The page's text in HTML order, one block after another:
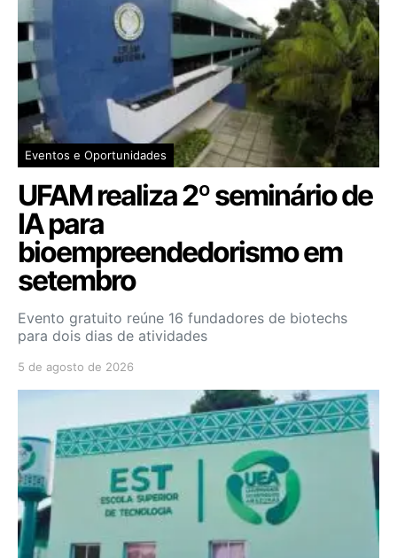
Eventos e Oportunidades
UFAM realiza 2º seminário de
IA para
bioempreendedorismo em
setembro
Evento gratuito reúne 16 fundadores de biotechs
para dois dias de atividades
5 de agosto de 2026